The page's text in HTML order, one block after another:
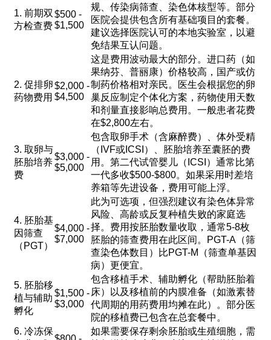
1. 前期双
方检查费
$500 -
$1,500
规、传染病筛查、染色体核型等。部分
医院会提供包含所有基础项目的套餐。
建议选择医院认可的本地实验室，以避
免结果互认问题。
2. 促排卵
药物费用
$2,000 -
$4,500
这是费用波动最大的部分。进口药（如
果纳芬、普丽康）价格较高，国产或仿
制药价格相对亲民。医生会根据您的卵
巢反应制定个体化方案，药物使用天数
和剂量直接影响总费用。一般患者花费
在$2,800左右。
3. 取卵与
胚胎培养
费
$3,000 -
$5,000
包含取卵手术（含麻醉费）、体外受精
（IVF或ICSI）、胚胎培养至囊胚的费
用。第二代试管婴儿（ICSI）通常比第
一代多收$500-$800。如果采用时差培
养箱等先进设备，费用可能上浮。
4. 胚胎基
因筛查
（PGT）
$4,000 -
$7,000
此为可选项，但强烈建议有染色体异常
风险、高龄或反复种植失败的家庭选
择。费用按胚胎数量收取，通常5-8枚
胚胎的筛查费用在此区间。PGT-A（筛
查染色体数目）比PGT-M（筛查单基因
病）更便宜。
5. 胚胎移
植与辅助
孵化
$1,500 -
$3,000
包含移植手术、辅助孵化（帮助胚胎着
床）以及移植前的内膜准备（如激素替
代周期的用药费用均摊在此）。部分医
院的移植费已包含在总套餐中。
6. 冷冻保
如果需要保存剩余胚胎或生殖细胞，需